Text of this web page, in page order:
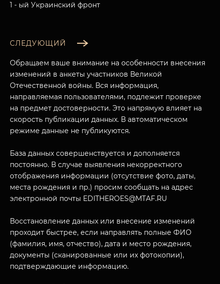
МУЗЕЙНЫЙ КОМПЛЕКС
ПОСЕТИТЕЛЯМ
О НАС
НАЗАД
1 - ый Украинский фронт
СЛЕДУЮЩИЙ
Обращаем ваше внимание на особенности внесения
изменений в анкеты участников Великой
Отечественной войны. Вся информация,
направляемая пользователями, подлежит проверке
на предмет достоверности. Это напрямую влияет на
скорость публикации данных. В автоматическом
режиме данные не публикуются.
База данных совершенствуется и дополняется
постоянно. В случае выявления некорректного
отображения информации (отсутствие фото, даты,
места рождения и пр.) просим сообщать на адрес
электронной почты EDITHEROES@MTAF.RU
Восстановление данных или внесение изменений
проходит быстрее, если направлять полные ФИО
(фамилия, имя, отчество), дата и место рождения,
документы (сканированные или их фотокопии),
подтверждающие информацию.